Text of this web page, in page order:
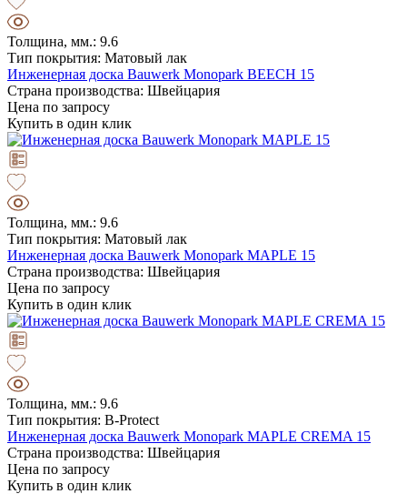
Толщина, мм.: 9.6
Тип покрытия: Матовый лак
Инженерная доска Bauwerk Monopark BEECH 15
Страна производства: Швейцария
Цена по запросу
Купить в один клик
Толщина, мм.: 9.6
Тип покрытия: Матовый лак
Инженерная доска Bauwerk Monopark MAPLE 15
Страна производства: Швейцария
Цена по запросу
Купить в один клик
Толщина, мм.: 9.6
Тип покрытия: B-Protect
Инженерная доска Bauwerk Monopark MAPLE CREMA 15
Страна производства: Швейцария
Цена по запросу
Купить в один клик